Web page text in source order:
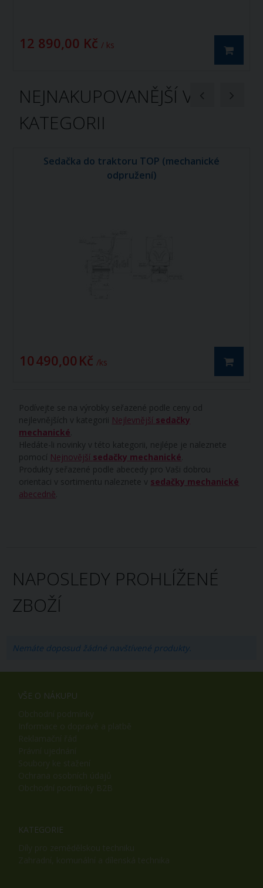
12 890,00 Kč / ks
NEJNAKUPOVANĚJŠÍ V
KATEGORII
Sedačka do traktoru TOP (mechanické
odpružení)
10 490,00 Kč / ks
Podívejte se na výrobky seřazené podle ceny od
nejlevnějších v kategorii Nejlevnější sedačky
mechanické
Hledáte-li novinky v této kategorii, nejlépe je naleznete
pomocí Nejnovější sedačky mechanické
Produkty seřazené podle abecedy pro Vaši dobrou
orientaci v sortimentu naleznete v sedačky mechanické
abecedně
NAPOSLEDY PROHLÍŽENÉ
ZBOŽÍ
Nemáte doposud žádné navštívené produkty.
VŠE O NÁKUPU
KATEGORIE